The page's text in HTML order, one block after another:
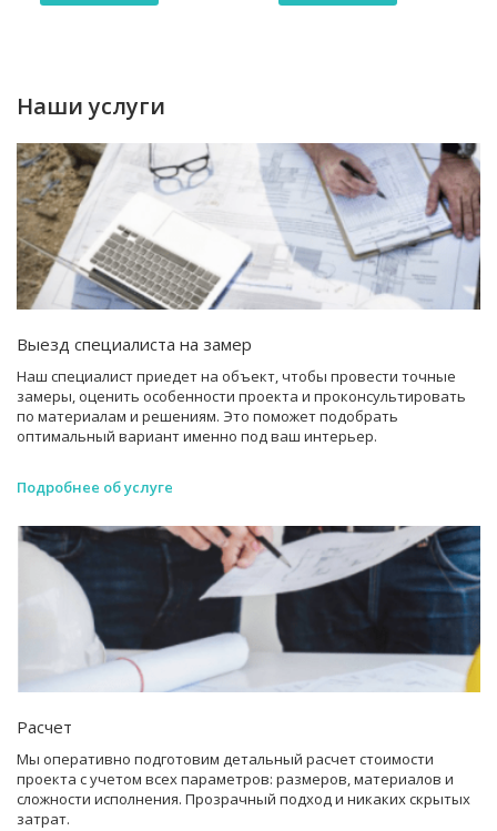
Наши услуги
Выезд специалиста на замер
Наш специалист приедет на объект, чтобы провести точные
замеры, оценить особенности проекта и проконсультировать
по материалам и решениям. Это поможет подобрать
оптимальный вариант именно под ваш интерьер.
Подробнее об услуге
Расчет
Мы оперативно подготовим детальный расчет стоимости
проекта с учетом всех параметров: размеров, материалов и
сложности исполнения. Прозрачный подход и никаких скрытых
затрат.